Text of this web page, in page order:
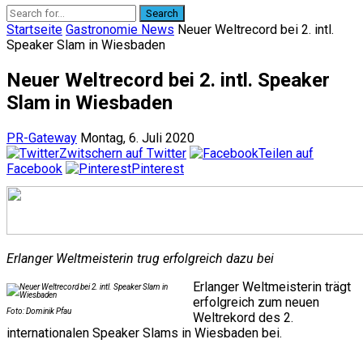
Search
Startseite Gastronomie News Neuer Weltrecord bei 2. intl.
Speaker Slam in Wiesbaden
Neuer Weltrecord bei 2. intl. Speaker
Slam in Wiesbaden
PR-Gateway Montag, 6. Juli 2020
Zwitschern auf Twitter
Teilen auf
Facebook
Pinterest
Erlanger Weltmeisterin trug erfolgreich dazu bei
Foto: Dominik Pfau
Erlanger Weltmeisterin trägt
erfolgreich zum neuen
Weltrekord des 2.
internationalen Speaker Slams in Wiesbaden bei.